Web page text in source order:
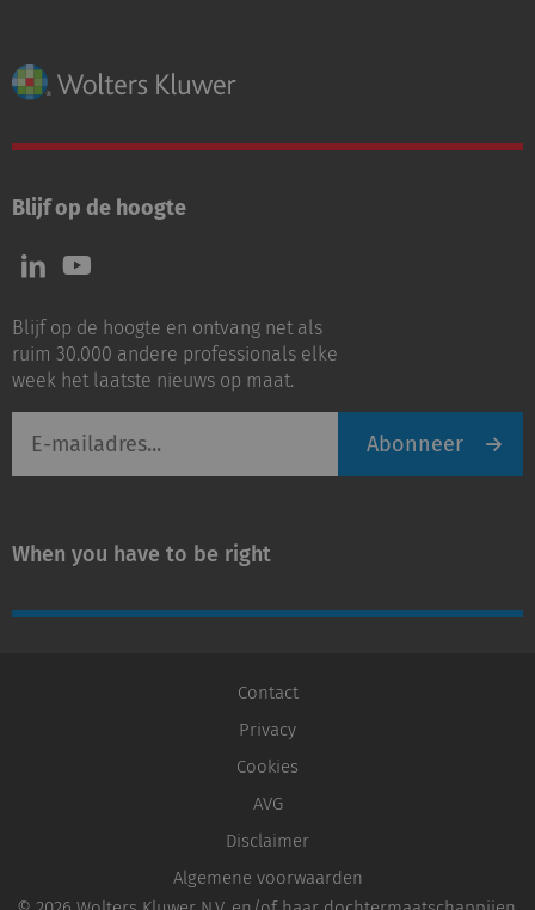
Blijf op de hoogte
Volg
ons
LinkedIn
Volg
ons
Youtube
Blijf op de hoogte en ontvang net als
ruim 30.000 andere professionals elke
week het laatste nieuws op maat.
mailadres
Abonneer
When you have to be right
Contact
Privacy
Cookies
AVG
Disclaimer
Algemene voorwaarden